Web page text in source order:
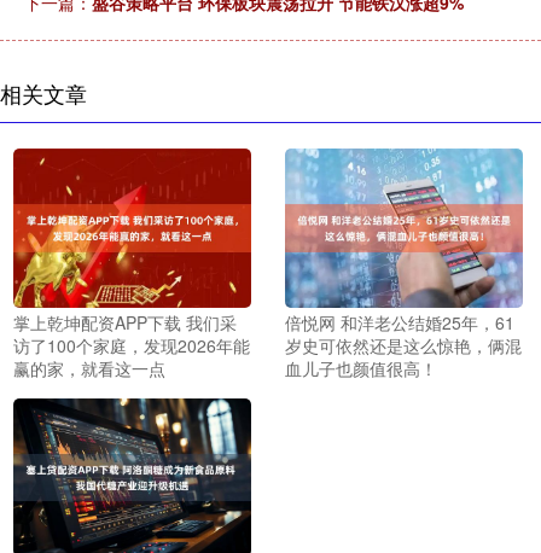
相关文章
掌上乾坤配资APP下载 我们采
访了100个家庭，发现2026年能
赢的家，就看这一点
倍悦网 和洋老公结婚25年，61
岁史可依然还是这么惊艳，俩混
血儿子也颜值很高！